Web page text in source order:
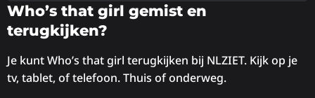
Lees
meer
Who’s that girl gemist en
terugkijken?
Je kunt Who’s that girl terugkijken bij NLZIET. Kijk op je
tv, tablet, of telefoon. Thuis of onderweg.